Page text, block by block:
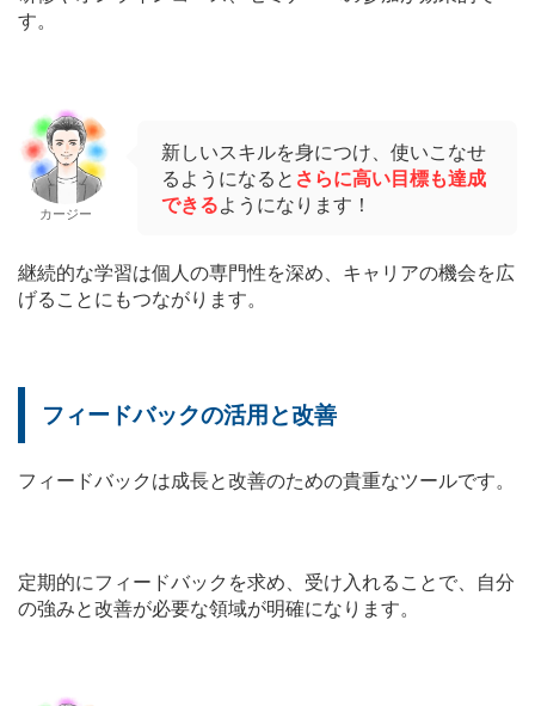
す。
カージー
新しいスキルを身につけ、使いこなせ
るようになると さらに高い目標も達成
できるようになります！
継続的な学習は個人の専門性を深め、キャリアの機会を広
げることにもつながります。
フィードバックの活用と改善
フィードバックは成長と改善のための貴重なツールです。
定期的にフィードバックを求め、受け入れることで、自分
の強みと改善が必要な領域が明確になります。